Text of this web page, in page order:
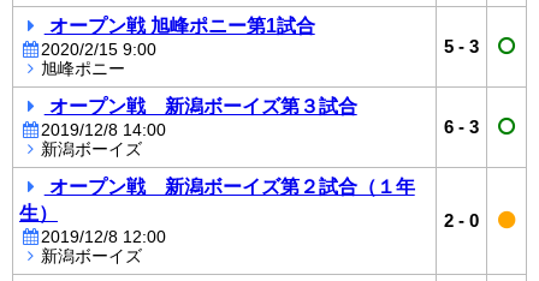
オープン戦 旭峰ポニー第1試合
2020/2/15 9:00
旭峰ポニー
5 - 3
オープン戦 新潟ボーイズ第３試合
2019/12/8 14:00
新潟ボーイズ
6 - 3
オープン戦 新潟ボーイズ第２試合（１年
生）
2019/12/8 12:00
新潟ボーイズ
2 - 0